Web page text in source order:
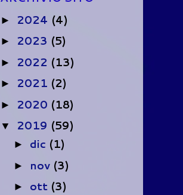
► 2024 (4)
► 2023 (5)
► 2022 (13)
► 2021 (2)
► 2020 (18)
▼ 2019 (59)
► dic (1)
► nov (3)
► ott (3)